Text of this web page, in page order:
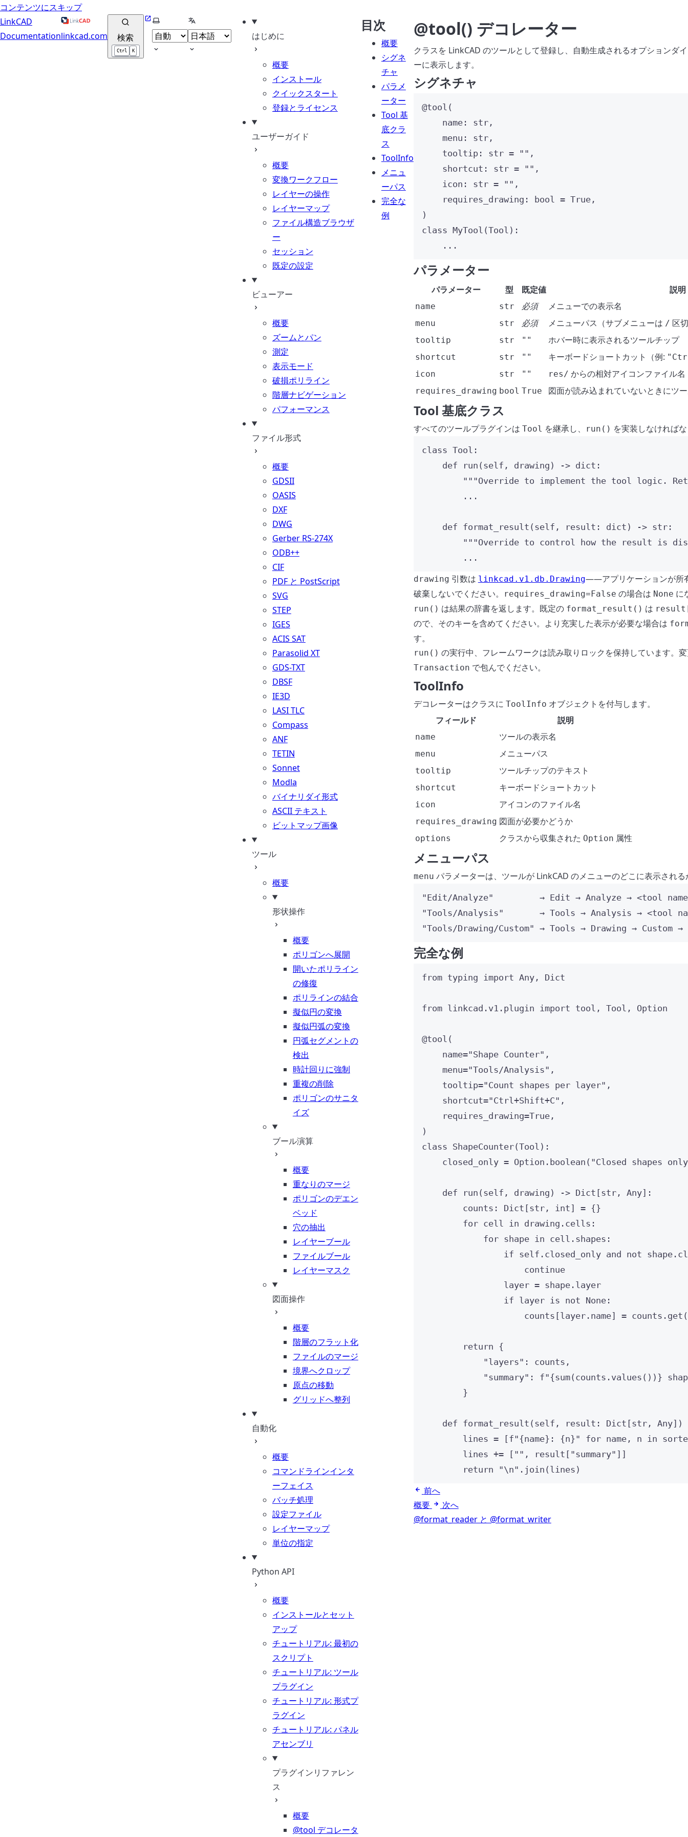
コンテンツにスキップ
LinkCAD
Documentationlinkcad.com 検索
Ctrl K
Website
テーマの選択言語の選択
はじめに
概要
インストール
クイックスタート
登録とライセンス
ユーザーガイド
概要
変換ワークフロー
レイヤーの操作
レイヤーマップ
ファイル構造ブラウザ
ー
セッション
既定の設定
ビューアー
概要
ズームとパン
測定
表示モード
破損ポリライン
階層ナビゲーション
パフォーマンス
ファイル形式
概要
GDSII
OASIS
DXF
DWG
Gerber RS-274X
ODB++
CIF
PDF と PostScript
SVG
STEP
IGES
ACIS SAT
Parasolid XT
GDS-TXT
DBSF
IE3D
LASI TLC
Compass
ANF
TETIN
Sonnet
Modla
バイナリダイ形式
ASCII テキスト
ビットマップ画像
ツール
概要
形状操作
概要
ポリゴンへ展開
開いたポリライン
の修復
ポリラインの結合
擬似円の変換
擬似円弧の変換
円弧セグメントの
検出
時計回りに強制
重複の削除
ポリゴンのサニタ
イズ
ブール演算
概要
重なりのマージ
ポリゴンのデエン
ベッド
穴の抽出
レイヤーブール
ファイルブール
レイヤーマスク
図面操作
概要
階層のフラット化
ファイルのマージ
境界へクロップ
原点の移動
グリッドへ整列
自動化
概要
コマンドラインインタ
ーフェイス
バッチ処理
設定ファイル
レイヤーマップ
単位の指定
Python API
概要
インストールとセット
アップ
チュートリアル: 最初の
スクリプト
チュートリアル: ツール
プラグイン
チュートリアル: 形式プ
ラグイン
チュートリアル: パネル
アセンブリ
プラグインリファレン
ス
概要
@tool デコレータ
目次
概要
シグネ
チャ
パラメ
ーター
Tool 基
底クラ
ス
ToolInfo
メニュ
ーパス
完全な
例
@tool() デコレーター
クラスを LinkCAD のツールとして登録し、自動生成されるオプションダ
ーに表示します。
シグネチャ
@tool (
name: str,
menu: str,
tooltip: str = "" ,
shortcut: str = "" ,
icon: str = "" ,
requires_drawing:
bool = True,
)
class MyTool (Tool ):
...
パラメーター
パラメーター 型 既定値 説明
name str 必須 メニューでの表示名
menu str 必須 メニューパス（サブメニューは / 区
tooltip str "" ホバー時に表示されるツールチップ
shortcut str "" キーボードショートカット（例:
icon
str "" res/ からの相対アイコンファイル名
requires_drawing bool True 図面が読み込まれていないときにツ
Tool 基底クラス
すべてのツールプラグインは Tool を継承し、 run() を実装しなければ
class Tool :
def
run ( self , drawing ) -> dict :
"""Override to implement the tool logic.
...
def format_result ( self , result : dict ) -> str:
"""Override to control how the result is
...
drawing 引数は linkcad.v1.db.Drawing——アプリケーションが所
破棄しないでください。
requires_drawing=False の場合は None に
run() は結果の辞書を返します。既定の format_result() は
ので、そのキーを含めてください。より充実した表示が必要な場合は
す。
run() の実行中、フレームワークは読み取りロックを保持しています。
Transaction で包んでください。
ToolInfo
デコレーターはクラスに ToolInfo オブジェクトを付与します。
フィールド
説明
name ツールの表示名
menu メニューパス
tooltip ツールチップのテキスト
shortcut キーボードショートカット
icon アイコンのファイル名
requires_drawing 図面が必要かどうか
options クラスから収集された Option 属性
メニューパス
menu パラメーターは、ツールが LinkCAD のメニューのどこに表示され
"Edit/Analyze"         → Edit → Analyze → <tool
"Tools/Analysis"       → Tools → Analysis → <tool
"Tools/Drawing/Custom" → Tools → Drawing → Custom →
完全な例
from typing import Any, Dict
from linkcad.v1.plugin import tool, Tool, Option
@tool (
name="Shape Counter" ,
menu="Tools/Analysis" ,
tooltip="Count shapes per layer" ,
shortcut="Ctrl+Shift+C" ,
requires_drawing=True,
)
class ShapeCounter(Tool ):
closed_only = Option. boolean ( "Closed shapes only
def run ( self , drawing ) -> Dict[str, Any]:
counts: Dict[str, int ] = {}
for cell in drawing.cells:
for shape in cell.shapes:
if self .closed_only and not
continue
layer = shape.layer
if layer is not None:
counts[layer.name] = counts. get (
return {
"layers" : counts,
"summary" : f"{sum( counts. values ()) }
}
def format_result ( self , result : Dict[str, Any] )
lines = [f"{name} : {n}" for name, n in
lines += [ "" , result[ "summary" ] ]
return
"\n" . join ( lines )
前へ
概要
次へ
@format_reader と @format_writer